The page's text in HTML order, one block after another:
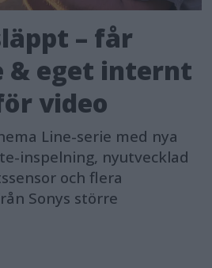
– får
& eget internt
video
Line-serie med nya
inspelning, nyutvecklad
och flera
Sonys större